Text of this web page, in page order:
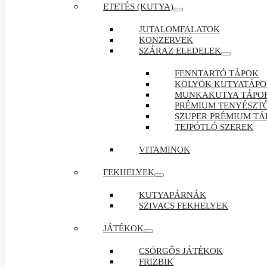
ETETÉS (KUTYA)
JUTALOMFALATOK
KONZERVEK
SZÁRAZ ELEDELEK
FENNTARTÓ TÁPOK
KÖLYÖK
MUNKAKUTYA
PRÉMIUM
SZUPER PRÉMIUM
TEJPÓTLÓ SZEREK
VITAMINOK
FEKHELYEK
KUTYAPÁRNÁK
SZIVACS FEKHELYEK
JÁTÉKOK
CSÖRGŐS JÁTÉKOK
FRIZBIK